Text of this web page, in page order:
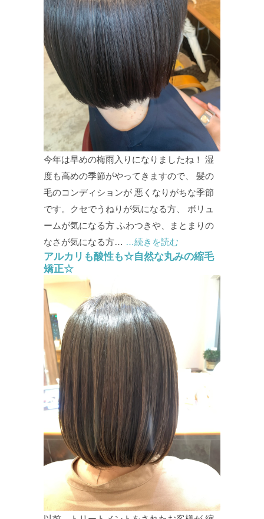
今年は早めの梅雨入りになりましたね！ 湿
度も高めの季節がやってきますので、 髪の
毛のコンディションが 悪くなりがちな季節
です。クセでうねりが気になる方、 ボリュ
ームが気になる方 ふわつきや、まとまりの
なさが気になる方… …続きを読む
アルカリも酸性も☆自然な丸みの縮毛
矯正☆